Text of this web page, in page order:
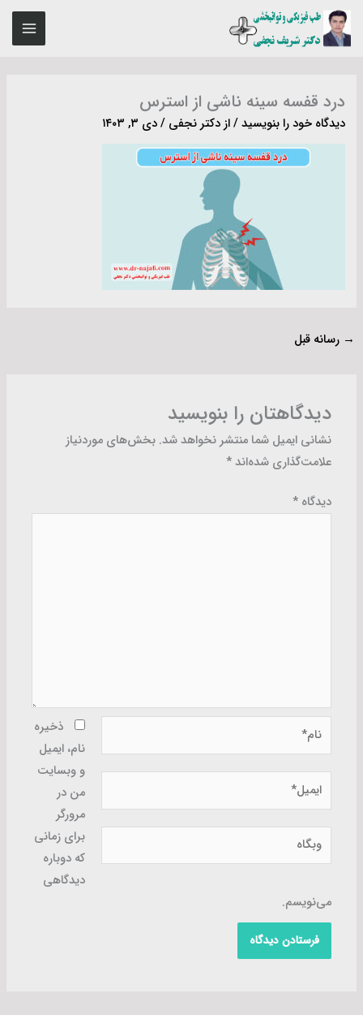
پرش
درد قفسه سینه ناشی از استرس
دیدگاه‌ خود را بنویسید/ ازدکتر نجفی/دی ۳, ۱۴۰۳
→ رسانه قبل
دیدگاهتان را بنویسید
نشانی ایمیل شما منتشر نخواهد شد. بخش‌های موردنیاز
علامت‌گذاری شده‌اند*
دیدگاه*
نام*
ایمیل*
وبگاه
ذخیره
نام، ایمیل
و وبسایت
من در
مرورگر
برای زمانی
که دوباره
دیدگاهی
می‌نویسم.